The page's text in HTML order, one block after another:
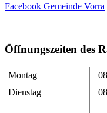
Facebook Gemeinde Vorra
Öffnungszeiten des
Montag
Dienstag